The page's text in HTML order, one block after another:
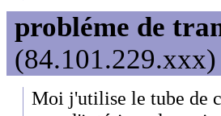
probléme de
Moi j'utilise le tube de